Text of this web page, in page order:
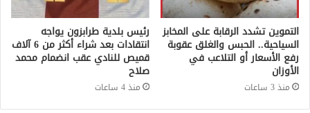
التموين تشدد الرقابة على المخابز
السياحية.. الحبس والغلق عقوبة
رفع الأسعار أو التلاعب في
الأوزان
منذ 3 ساعات
رئيس بلدية طرابزون يواجه
انتقادات بعد شراء أكثر من 6 آلاف
قميص للنادي عقب انضمام محمد
صلاح
منذ 4 ساعات